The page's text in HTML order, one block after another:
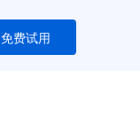
免费试用